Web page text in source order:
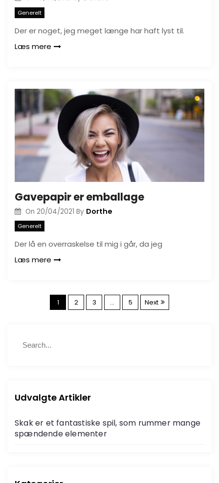
Generelt
Der er noget, jeg meget længe har haft lyst til.
Læs mere
Gavepapir er emballage
On 20/04/2021 By Dorthe
Generelt
Der lå en overraskelse til mig i går, da jeg
Læs mere
I
g
1 2 3 … 5 Next
h
o
r
Udvalgte Artikler
Skak er et fantastiske spil, som rummer mange
spændende elementer